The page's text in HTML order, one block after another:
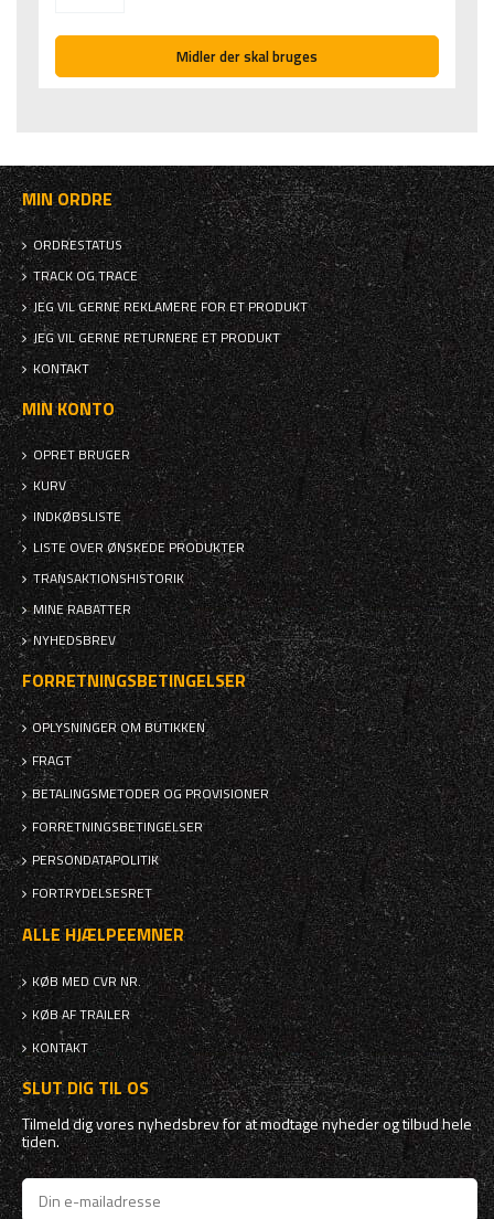
Midler der skal bruges
MIN ORDRE
ORDRESTATUS
TRACK OG TRACE
JEG VIL GERNE REKLAMERE FOR ET PRODUKT
JEG VIL GERNE RETURNERE ET PRODUKT
KONTAKT
MIN KONTO
OPRET BRUGER
KURV
INDKØBSLISTE
LISTE OVER ØNSKEDE PRODUKTER
TRANSAKTIONSHISTORIK
MINE RABATTER
NYHEDSBREV
FORRETNINGSBETINGELSER
OPLYSNINGER OM BUTIKKEN
FRAGT
BETALINGSMETODER OG PROVISIONER
FORRETNINGSBETINGELSER
PERSONDATAPOLITIK
FORTRYDELSESRET
ALLE HJÆLPEEMNER
KØB MED CVR NR.
KØB AF TRAILER
KONTAKT
SLUT DIG TIL OS
Tilmeld dig vores nyhedsbrev for at modtage nyheder og tilbud hele
tiden.